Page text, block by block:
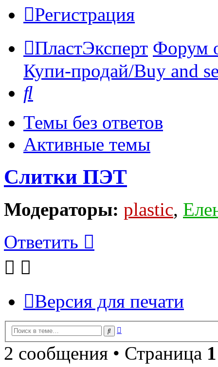
Регистрация
ПластЭксперт Форум
Купи-продай/Buy and
Темы без ответов
Активные темы
Слитки ПЭТ
Модераторы: plastic,
Ответить
Версия для печати
Поиск
2 сообщения • Страница 1